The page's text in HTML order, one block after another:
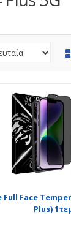
Full Face
Plus)